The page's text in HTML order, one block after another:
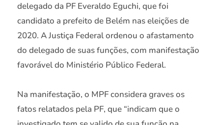
delegado da PF Everaldo Eguchi, que foi
candidato a prefeito de Belém nas eleições de
2020. A Justiça Federal ordenou o afastamento
do delegado de suas funções, com manifestação
favorável do Ministério Público Federal.
Na manifestação, o MPF considera graves os
fatos relatados pela PF, que “indicam que o